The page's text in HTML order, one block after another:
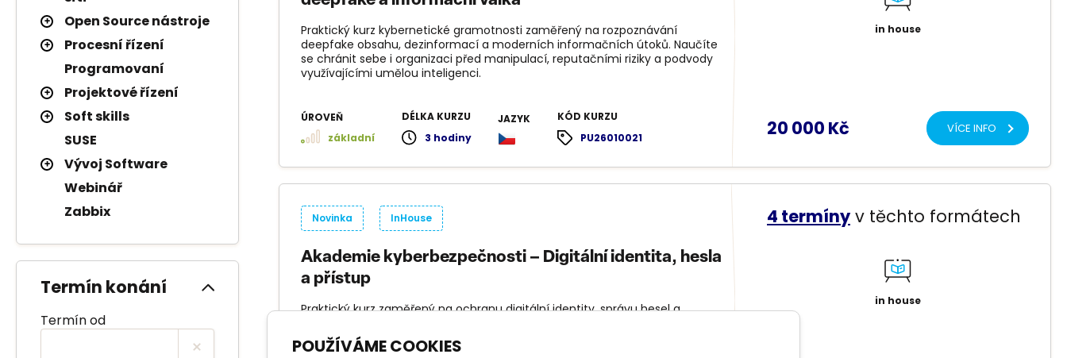
Open Source nástroje
Procesní řízení
Programovaní
Projektové řízení
Soft skills
SUSE
Vývoj Software
Webinář
Zabbix
Termín konání
Termín od
ÚROVEŇ
základní
JAZYK
Praktický kurz kybernetické gramotnosti zaměřený na rozpoznávání
deepfake obsahu, dezinformací a moderních informačních útoků. Naučíte
se chránit sebe i organizaci před manipulací, reputačními riziky a podvody
využívajícími umělou inteligenci.
DÉLKA KURZU
3 hodiny
KÓD KURZU
PU26010021
in house
20 000 Kč VÍCE INFO
Novinka InHouse
Akademie kyberbezpečnosti – Digitální identita, hesla
a přístup
Praktický kurz zaměřený na ochranu digitální identity, správu hesel a
kompromitaci účtu.
4 termíny v těchto formátech
in house
POUŽÍVÁME COOKIES